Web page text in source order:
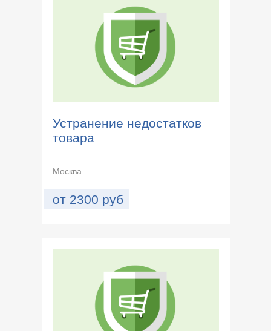
Устранение недостатков
товара
Москва
от 2300 руб